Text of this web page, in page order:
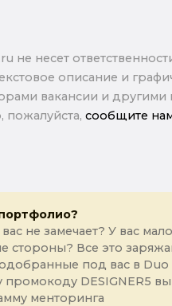
не несет
описание и
вакансии и другими
сообщите
не замечает? У вас
стороны? Все это
под вас в Duo
DESIGNER5 вы
менторинга